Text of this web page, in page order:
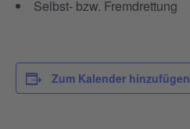
Selbst- bzw. Fremdrettung
Zum Kalender hinzufügen